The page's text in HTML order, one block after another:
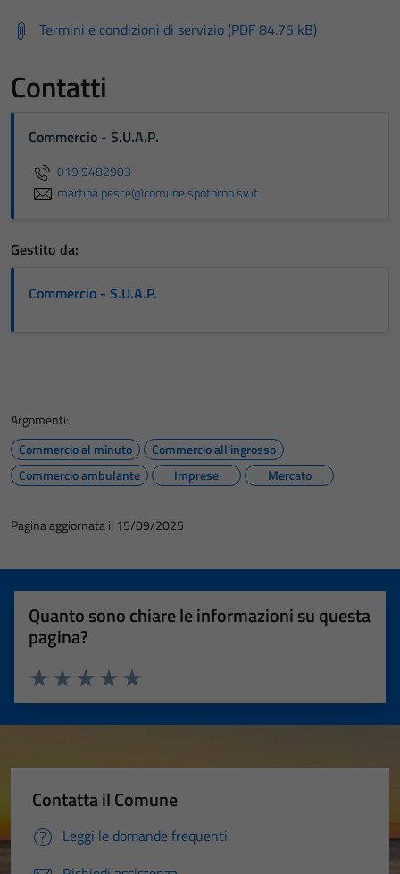
Termini e condizioni di servizio (PDF 84.75 kB)
Contatti
Commercio - S.U.A.P.
019 9482903
martina.pesce@comune.spotorno.sv.it
Gestito da:
Commercio - S.U.A.P.
Argomenti:
Commercio al minuto
Commercio all'ingrosso
Commercio ambulante
Imprese Mercato
Pagina aggiornata il 15/09/2025
Quanto sono chiare le informazioni su questa
pagina?
Valuta 5 stelle su 5
Valuta 4 stelle su 5
Valuta 3 stelle su 5
Valuta 2 stelle su 5
Valuta 1 stelle su 5
Contatta il Comune
Leggi le domande frequenti